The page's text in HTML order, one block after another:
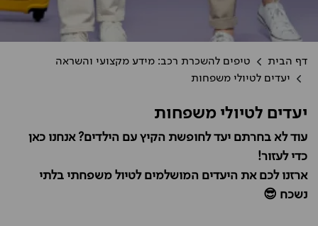
דף הבית
טיפים להשכרת רכב: מידע מקצועי והשראה
יעדים לטיולי משפחות
יעדים לטיולי משפחות
עוד לא בחרתם יעד לחופשת הקיץ עם הילדים? אנחנו כאן
כדי לעזור!
ארזנו לכם את היעדים המושלמים לטיול משפחתי בלתי
נשכח 😎